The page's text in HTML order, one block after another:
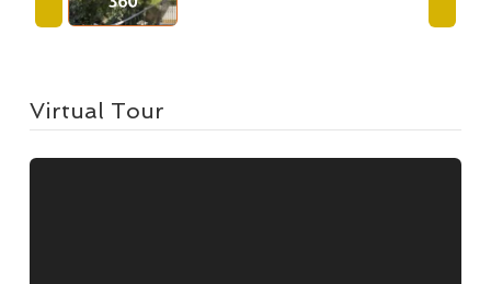
Virtual Tour